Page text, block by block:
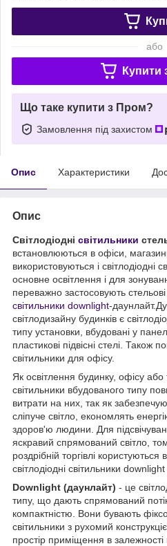
або
Купити
Що таке купити з Пром?
Замовлення під захистом
Опис Характеристики
Опис
Світлодіодні світильники
встановлюються в офіси,
використовуються і світлодіодні
основне освітлення і для
переважно застосовують стельові
світильники downlight-
світлодизайну будинків є
типу установки, вбудовані у
пластикові підвісні стелі. Також
світильники для офісу.
Як освітлення будинку, офісу або
світильники вбудованого типу
витрати на них, так як
сліпуче світло, економлять
здоров'ю людини. Для
яскравий спрямований світло,
роздрібній торгівлі користуються
світлодіодні світильники
Downlight (даунлайт) - це
типу, що дають спрямований потік
компактністю. Вони бувають
світильники з рухомий
простір приміщення в залежності